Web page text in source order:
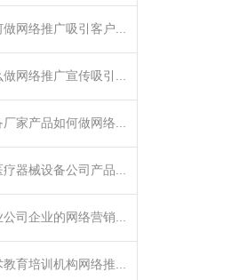
网络推广吸引客户...
网络推广宣传吸引...
家产品如何做网络...
器械设备公司产品...
司企业的网络营销...
育培训机构网络推...